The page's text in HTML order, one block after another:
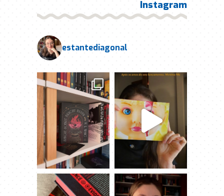
Instagram
estantediagonal